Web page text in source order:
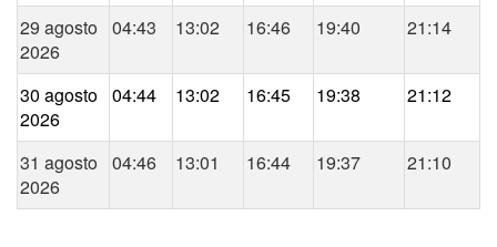
29 agosto
2026
04:43 13:02 16:46 19:40 21:14
30 agosto
2026
04:44 13:02 16:45 19:38 21:12
31 agosto
2026
04:46 13:01 16:44 19:37 21:10